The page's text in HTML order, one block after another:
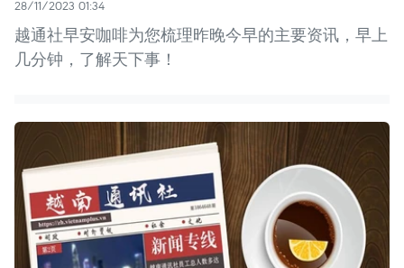
28/11/2023 01:34
越通社早安咖啡为您梳理昨晚今早的主要资讯，早上
几分钟，了解天下事！